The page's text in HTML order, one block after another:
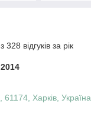
відгуків за рік
Харків, Україна